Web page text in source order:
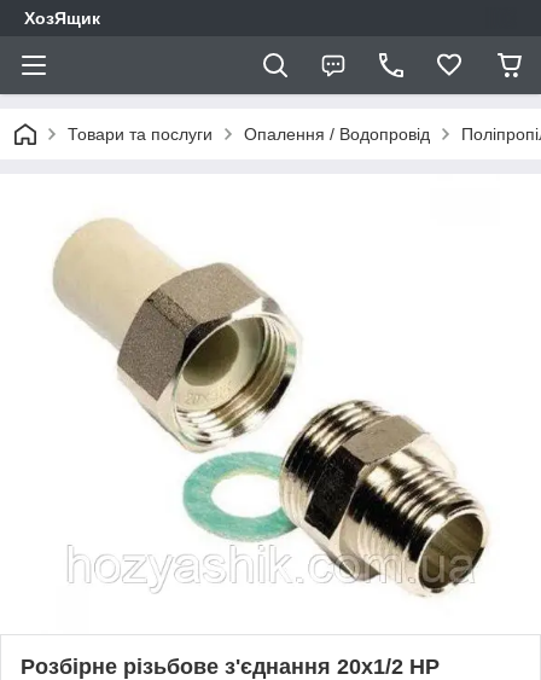
ХозЯщик
Товари та послуги Опалення / Водопровід
Розбірне різьбове з'єднання 20x1/2 НР